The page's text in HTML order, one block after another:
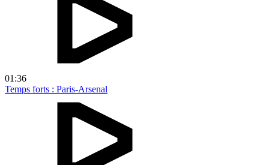
01:36
Temps forts : Paris-Arsenal